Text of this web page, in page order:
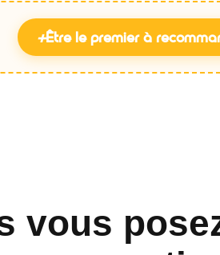
+Être le premier à
vous